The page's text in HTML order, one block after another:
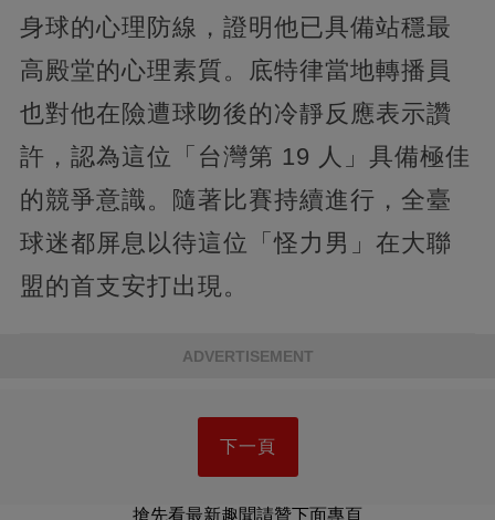
身球的心理防線，證明他已具備站穩最
高殿堂的心理素質。底特律當地轉播員
也對他在險遭球吻後的冷靜反應表示讚
許，認為這位「台灣第 19 人」具備極佳
的競爭意識。隨著比賽持續進行，全臺
球迷都屏息以待這位「怪力男」在大聯
盟的首支安打出現。
ADVERTISEMENT
下一頁
搶先看最新趣聞請贊下面專頁